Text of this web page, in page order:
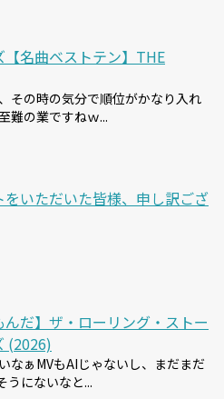
名曲ベストテン】THE
その時の気分で順位がかなり入れ
難の業ですねｗ...
をいただいた皆様、申し訳ござ
んだ】ザ・ローリング・ストー
(2026)
なぁMVもAIじゃないし、まだまだ
うにないなと...